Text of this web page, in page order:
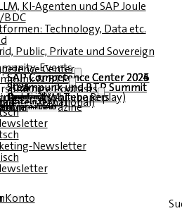
KI-Agenten und SAP Joule
BDC
Technology, Data etc.
Public, Private und Sovereign
Events
Center
SAP Competence Center 2026
SAP Competence Center 2025
SAP Competence Center 2024
SAP Competence Center 2023
& BTP
Steampunk und BTP Summit 2026
Steampunk und BTP Summit 2025
Steampunk und BTP Summit 2024 Podcasts
Deutsch
Englisch
Spanisch
Französisch(YouTube Replay)
und Whitepapers
DACH
Kit (International)
Magazine
Newsletter
Konto